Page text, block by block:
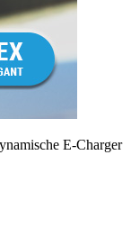
E-Charger